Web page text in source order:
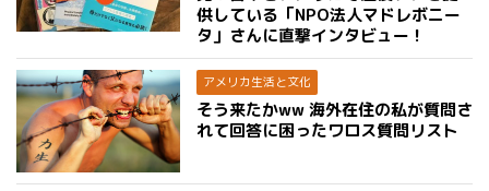
供している「NPO法人マドレボニー
タ」さんに直撃インタビュー！
アメリカ生活と文化
そう来たかww 海外在住の私が質問さ
れて回答に困ったワロス質問リスト